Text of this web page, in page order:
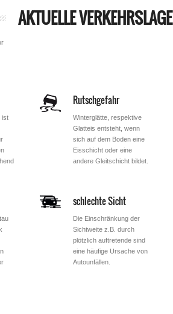
AKTUELLE VERKEHRSLAGE
ist
Rutschgefahr
Winterglätte, respektive
Glatteis entsteht, wenn
sich auf dem Boden eine
Eisschicht oder eine
andere Gleitschicht bildet.
schlechte Sicht
Die Einschränkung der
Sichtweite z.B. durch
plötzlich auftretende sind
eine häufige Ursache von
Autounfällen.